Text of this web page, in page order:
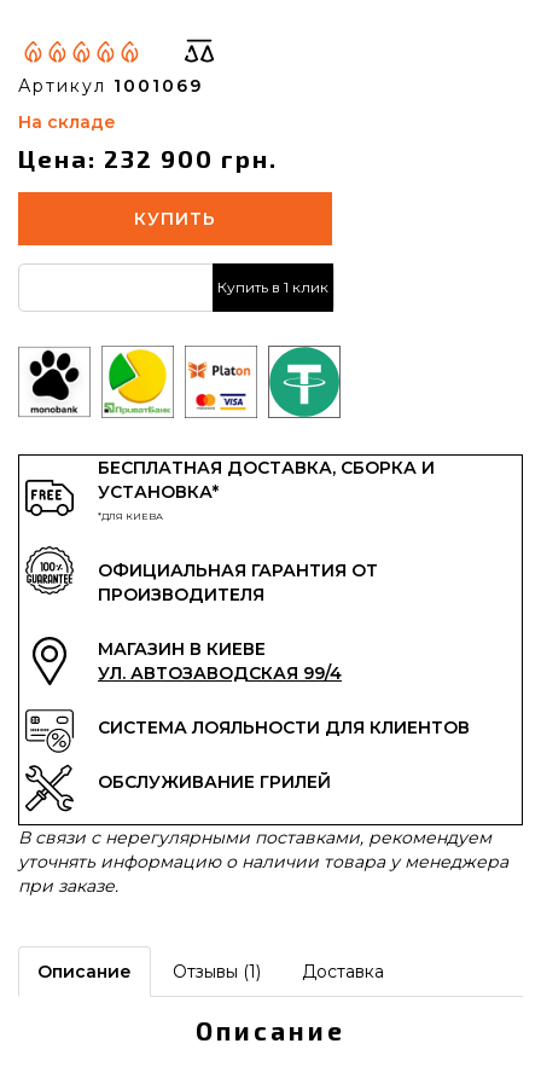
Артикул 1001069
На складе
Цена: 232 900 грн.
КУПИТЬ
Купить в 1 клик
БЕСПЛАТНАЯ ДОСТАВКА, СБОРКА И
УСТАНОВКА*
*ДЛЯ КИЕВА
ОФИЦИАЛЬНАЯ ГАРАНТИЯ ОТ
ПРОИЗВОДИТЕЛЯ
МАГАЗИН В КИЕВЕ
УЛ. АВТОЗАВОДСКАЯ 99/4
СИСТЕМА ЛОЯЛЬНОСТИ ДЛЯ КЛИЕНТОВ
ОБСЛУЖИВАНИЕ ГРИЛЕЙ
В связи с нерегулярными поставками, рекомендуем
уточнять информацию о наличии товара у менеджера
при заказе.
Описание Отзывы (1) Доставка
Описание